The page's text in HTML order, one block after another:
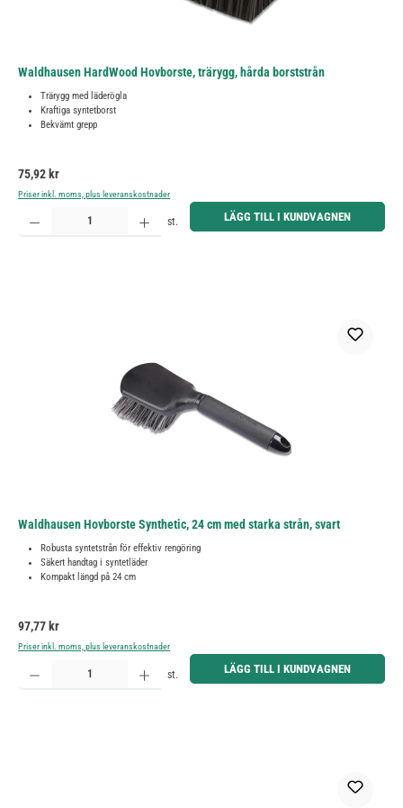
Waldhausen HardWood Hovborste, trärygg, hårda borststrån
Trärygg med läderögla
Kraftiga syntetborst
Bekvämt grepp
Ordinarie pris:
75,92 kr
Priser inkl. moms, plus leveranskostnader
Produktkvantitet: Ange önskat belopp eller använd knapparna för att öka eller minska kvantiteten.
st. LÄGG TILL I KUNDVAGNEN
Waldhausen Hovborste Synthetic, 24 cm med starka strån, svart
Robusta syntetstrån för effektiv rengöring
Säkert handtag i syntetläder
Kompakt längd på 24 cm
Ordinarie pris:
97,77 kr
Priser inkl. moms, plus leveranskostnader
Produktkvantitet: Ange önskat belopp eller använd knapparna för att öka eller minska kvantiteten.
st. LÄGG TILL I KUNDVAGNEN